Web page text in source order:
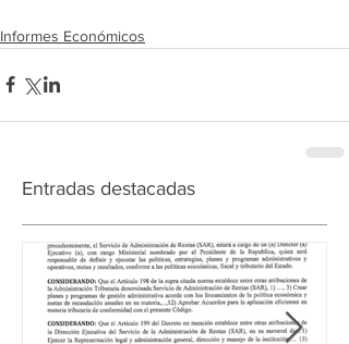
Informes Económicos
Entradas destacadas